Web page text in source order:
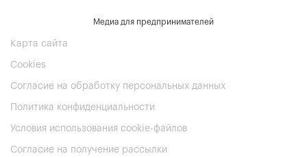
Медиа для предпринимателей
Карта сайта
Cookies
Согласие на обработку персональных данных
Политика конфиденциальности
Условия использования cookie-файлов
Согласие на получение рассылки